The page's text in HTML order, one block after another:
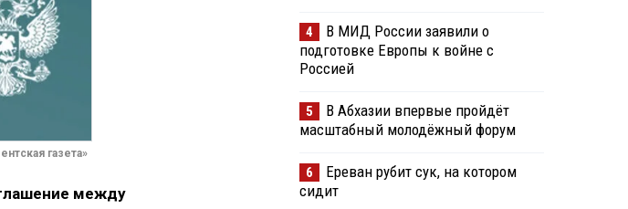
газета»
между
4
В МИД России заявили о
подготовке Европы к войне с
Россией
5
В Абхазии впервые пройдёт
масштабный молодёжный форум
6
Ереван рубит сук, на котором
сидит